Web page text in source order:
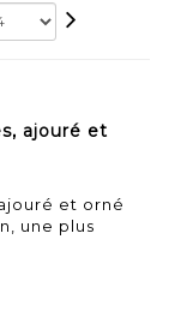
ajouré et
et orné
une plus